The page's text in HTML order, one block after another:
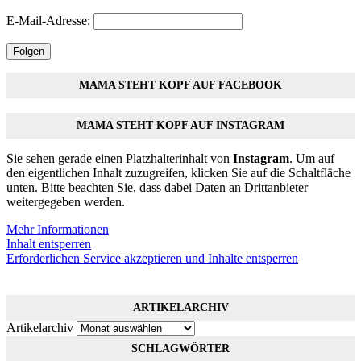
E-Mail-Adresse:
Folgen
MAMA STEHT KOPF AUF FACEBOOK
MAMA STEHT KOPF AUF INSTAGRAM
Sie sehen gerade einen Platzhalterinhalt von Instagram. Um auf
den eigentlichen Inhalt zuzugreifen, klicken Sie auf die Schaltfläche
unten. Bitte beachten Sie, dass dabei Daten an Drittanbieter
weitergegeben werden.
Mehr Informationen
Inhalt entsperren
Erforderlichen Service akzeptieren und Inhalte entsperren
ARTIKELARCHIV
Artikelarchiv
SCHLAGWÖRTER